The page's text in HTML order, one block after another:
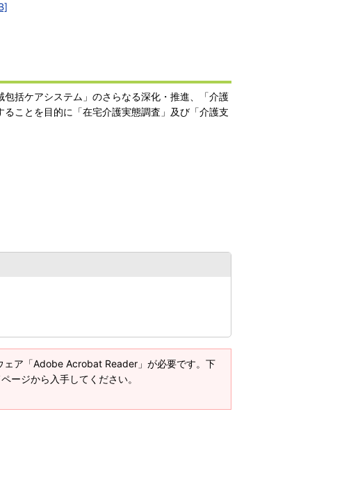
括ケアシステム」のさらなる深化・推進、「介護
ことを目的に「在宅介護実態調査」及び「介護支
ェア「Adobe Acrobat Reader」が必要です。下
ージから入手してください。